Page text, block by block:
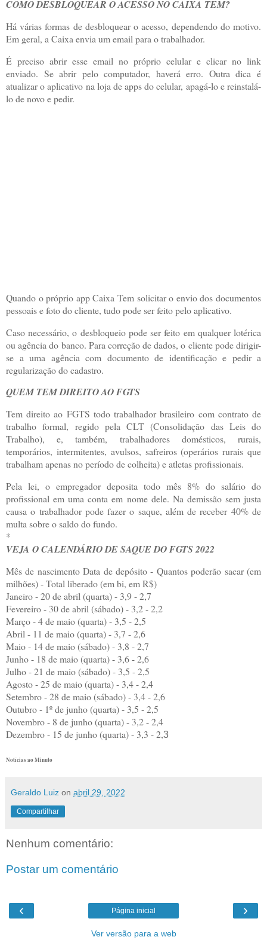
COMO DESBLOQUEAR O ACESSO NO CAIXA TEM?
Há várias formas de desbloquear o acesso, dependendo do motivo.
Em geral, a Caixa envia um email para o trabalhador.
É preciso abrir esse email no próprio celular e clicar no link
enviado. Se abrir pelo computador, haverá erro. Outra dica é
atualizar o aplicativo na loja de apps do celular, apagá-lo e reinstalá-
lo de novo e pedir.
Quando o próprio app Caixa Tem solicitar o envio dos documentos
pessoais e foto do cliente, tudo pode ser feito pelo aplicativo.
Caso necessário, o desbloqueio pode ser feito em qualquer lotérica
ou agência do banco. Para correção de dados, o cliente pode dirigir-
se a uma agência com documento de identificação e pedir a
regularização do cadastro.
QUEM TEM DIREITO AO FGTS
Tem direito ao FGTS todo trabalhador brasileiro com contrato de
trabalho formal, regido pela CLT (Consolidação das Leis do
Trabalho), e, também, trabalhadores domésticos, rurais,
temporários, intermitentes, avulsos, safreiros (operários rurais que
trabalham apenas no período de colheita) e atletas profissionais.
Pela lei, o empregador deposita todo mês 8% do salário do
profissional em uma conta em nome dele. Na demissão sem justa
causa o trabalhador pode fazer o saque, além de receber 40% de
multa sobre o saldo do fundo.
*
VEJA O CALENDÁRIO DE SAQUE DO FGTS 2022
Mês de nascimento Data de depósito - Quantos poderão sacar (em
milhões) - Total liberado (em bi, em R$)
Janeiro - 20 de abril (quarta) - 3,9 - 2,7
Fevereiro - 30 de abril (sábado) - 3,2 - 2,2
Março - 4 de maio (quarta) - 3,5 - 2,5
Abril - 11 de maio (quarta) - 3,7 - 2,6
Maio - 14 de maio (sábado) - 3,8 - 2,7
Junho - 18 de maio (quarta) - 3,6 - 2,6
Julho - 21 de maio (sábado) - 3,5 - 2,5
Agosto - 25 de maio (quarta) - 3,4 - 2,4
Setembro - 28 de maio (sábado) - 3,4 - 2,6
Outubro - 1º de junho (quarta) - 3,5 - 2,5
Novembro - 8 de junho (quarta) - 3,2 - 2,4
Dezembro - 15 de junho (quarta) - 3,3 - 2,3
Notícias ao Minuto
Geraldo Luiz on abril 29, 2022
Compartilhar
Nenhum comentário:
Postar um comentário
‹ ›
Página inicial
Ver versão para a web